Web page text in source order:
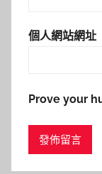
個人網站網址
Prove your